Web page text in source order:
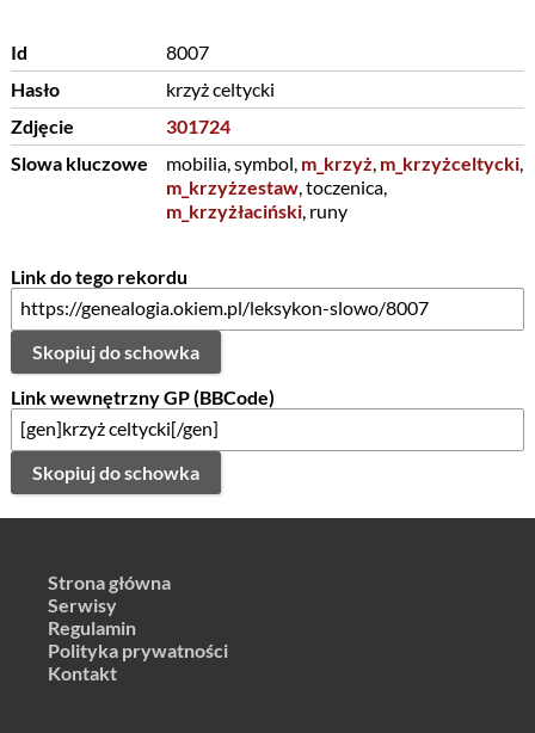
Id
8007
Hasło
krzyż celtycki
Zdjęcie
301724
Slowa kluczowe
mobilia, symbol, m_krzyż, m_krzyżceltycki,
m_krzyżzestaw, toczenica,
m_krzyżłaciński, runy
Link do tego rekordu
Skopiuj do schowka
Link wewnętrzny GP (BBCode)
Skopiuj do schowka
Strona główna
Serwisy
Regulamin
Polityka prywatności
Kontakt